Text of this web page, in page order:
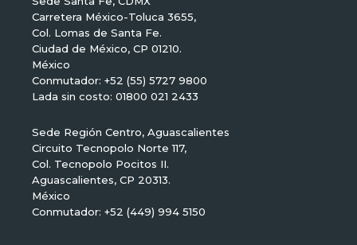
Carretera México-Toluca 3655,
Col. Lomas de Santa Fe.
Ciudad de México, CP 01210.
México
Conmutador: +52 (55) 5727 9800
Lada sin costo: 01800 021 2433
Sede Región Centro, Aguascalientes
Circuito Tecnopolo Norte 117,
Col. Tecnopolo Pocitos II.
Aguascalientes, CP 20313.
México
Conmutador: +52 (449) 994 5150